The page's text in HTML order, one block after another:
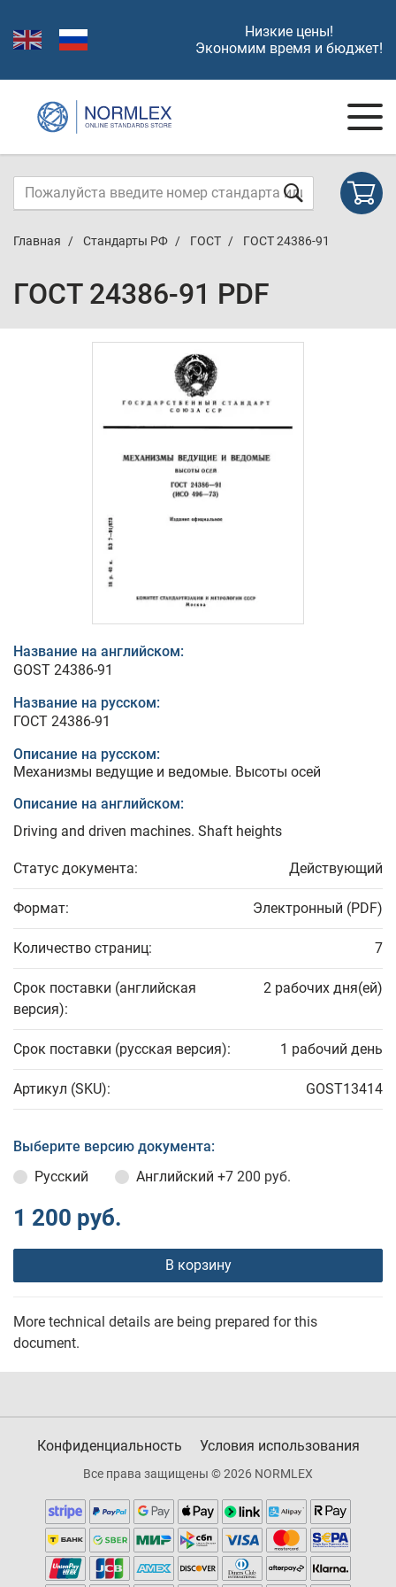
Низкие цены!
Экономим время и бюджет!
Главная Стандарты РФ ГОСТ ГОСТ 24386-91
ГОСТ 24386-91 PDF
Название на английском:
GOST 24386-91
Название на русском:
ГОСТ 24386-91
Описание на русском:
Механизмы ведущие и ведомые. Высоты осей
Описание на английском:
Driving and driven machines. Shaft heights
Статус документа: Действующий
Формат: Электронный (PDF)
Количество страниц: 7
Срок поставки (английская
версия):
2 рабочих дня(ей)
Срок поставки (русская версия): 1 рабочий день
Артикул (SKU): GOST13414
Выберите версию документа:
Русский
Английский +7 200 руб.
1 200 руб.
В корзину
More technical details are being prepared for this
document.
Конфиденциальность Условия использования
Все права защищены © 2026 NORMLEX